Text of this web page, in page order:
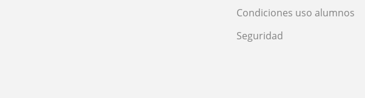
Condiciones uso alumnos
Seguridad